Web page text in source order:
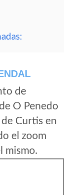
de
O Penedo
Curtis en
el zoom
mismo.